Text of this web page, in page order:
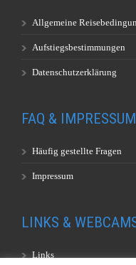
Allgemeine
Aufstiegsbestimmungen
Datenschutzerklärung
FAQ & IMPRESSUM
Häufig gestellte Fragen
Impressum
LINKS &
Links